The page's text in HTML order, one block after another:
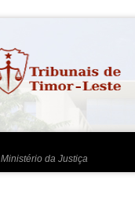
Ministério da Justiça